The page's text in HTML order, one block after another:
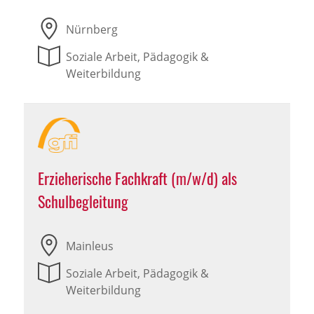
Nürnberg
Soziale Arbeit, Pädagogik &
Weiterbildung
Erzieherische Fachkraft (m/w/d) als
Schulbegleitung
Mainleus
Soziale Arbeit, Pädagogik &
Weiterbildung